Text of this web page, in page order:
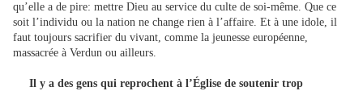
qu’elle a de pire: mettre Dieu au service du culte de soi-même. Que ce
soit l’individu ou la nation ne change rien à l’affaire. Et à une idole, il
faut toujours sacrifier du vivant, comme la jeunesse européenne,
massacrée à Verdun ou ailleurs.
Il y a des gens qui reprochent à l’Église de soutenir trop